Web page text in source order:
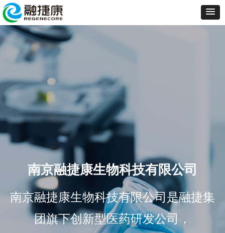
南京融捷康生物科技有限公司
南京融捷康生物科技有限公司是融捷集
团旗下创新型医药研发公司，